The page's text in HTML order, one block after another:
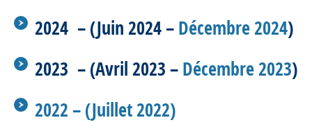
2024 – (Juin 2024–Décembre 2024)
2023 – (Avril 2023–Décembre 2023)
2022 – (Juillet 2022)